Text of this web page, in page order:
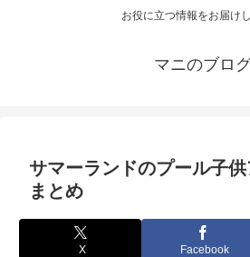
お役に立つ情報をお届けし
マニのブロ
サマーランドのプール子
まとめ
X Facebook